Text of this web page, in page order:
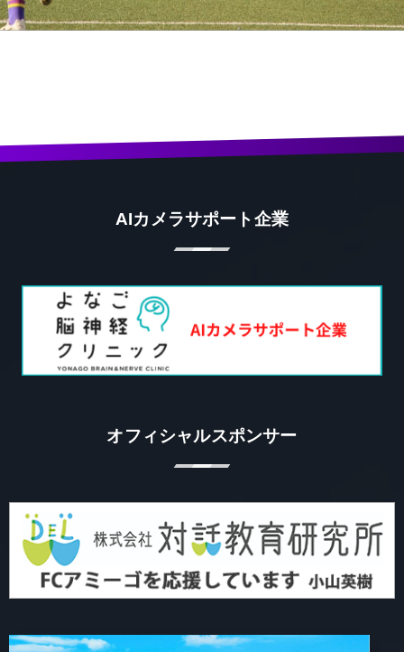
AIカメラサポート企業
オフィシャルスポンサー